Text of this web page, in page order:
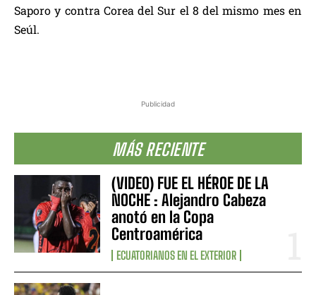
Publicidad
MÁS RECIENTE
(VIDEO) FUE EL HÉROE DE LA
NOCHE : Alejandro Cabeza
anotó en la Copa
Centroamérica
ECUATORIANOS EN EL EXTERIOR
Saporo y contra Corea del Sur el 8 del mismo mes en
Seúl.